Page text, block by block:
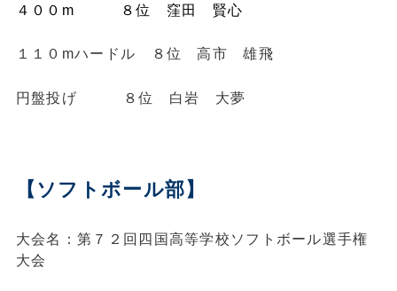
４００m ８位 窪田 賢心
１１０mハードル ８位 高市 雄飛
円盤投げ ８位 白岩 大夢
【ソフトボール部】
大会名：第７２回四国高等学校ソフトボール選手権
大会